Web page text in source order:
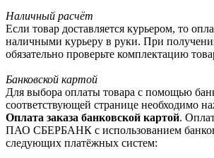
Наличный расчёт
Если товар доставляется курьером, то
наличными курьеру в руки. При
обязательно проверьте комплектацию
Банковской картой
Для выбора оплаты товара с помощью
соответствующей странице необходимо
Оплата заказа банковской картой.
ПАО СБЕРБАНК с использованием
следующих платёжных систем: